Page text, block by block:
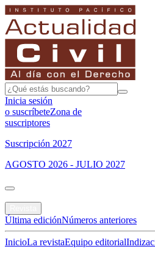
Inicia sesión
o suscríbeteZona de
suscriptores
Suscripción 2027
AGOSTO 2026 - JULIO 2027
Última ediciónNúmeros anteriores
InicioLa revistaEquipo editorial